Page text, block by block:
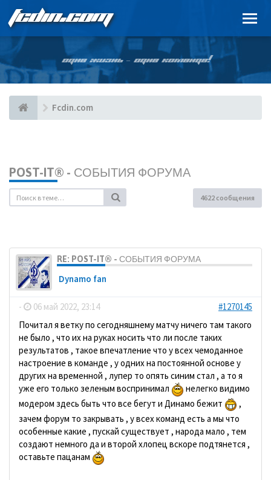
FCDIN.COM
ОДНА ЖИЗНЬ – ОДНА КОМАНДА!
Fcdin.com
POST-IT® - СОБЫТИЯ ФОРУМА
4622 сообщения
RE: POST-IT® - СОБЫТИЯ ФОРУМА
Dynamo fan
- 06 май 2022, 23:14
#1270145
Почитал я ветку по сегодняшнему матчу ничего там такого
не было , что их на руках носить что ли после таких
результатов , такое впечатление что у всех чемоданное
настроение в команде , у одних на постоянной основе у
других на временной , лупер то опять синим стал , а то я
уже его только зеленым воспринимал
нелегко видимо
модером здесь быть что все бегут и Динамо бежит
,
зачем форум то закрывать , у всех команд есть а мы что
особенные какие , пускай существует , народа мало , тем
создают немного да и второй хлопец вскоре подтянется ,
оставьте пацанам